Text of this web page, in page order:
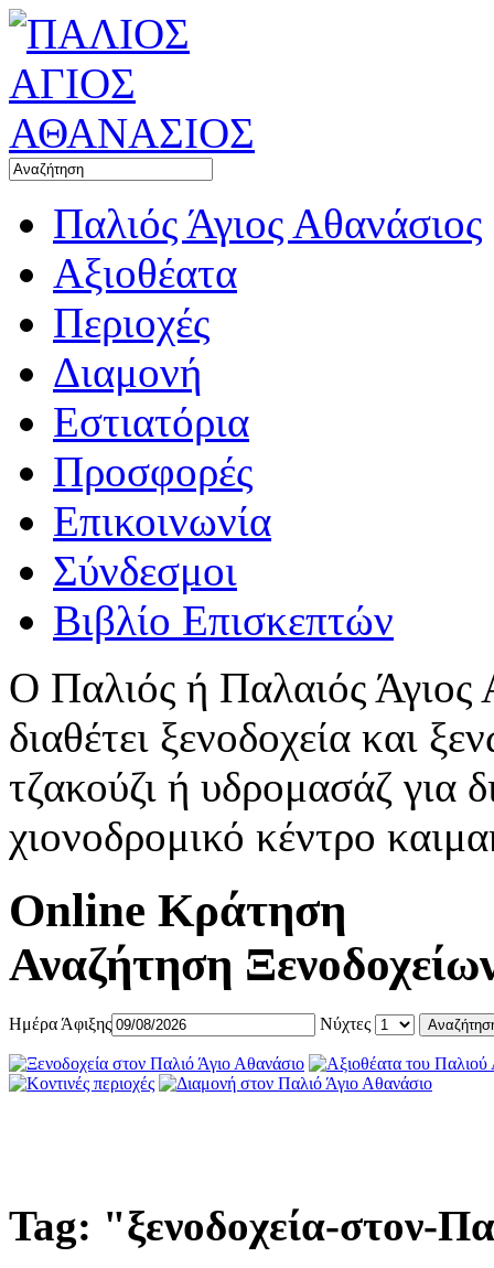
Παλιός Άγιος Αθανάσιος
Αξιοθέατα
Περιοχές
Διαμονή
Εστιατόρια
Προσφορές
Επικοινωνία
Σύνδεσμοι
Βιβλίο Επισκεπτών
Ο Παλιός ή Παλαιός
διαθέτει ξενοδοχεία και
τζακούζι ή υδρομασάζ για
χιονοδρομικό κέντρο
Online Κράτηση
Αναζήτηση
Ημέρα Άφιξης Νύχτες
Tag: "ξενοδοχεία-στον-